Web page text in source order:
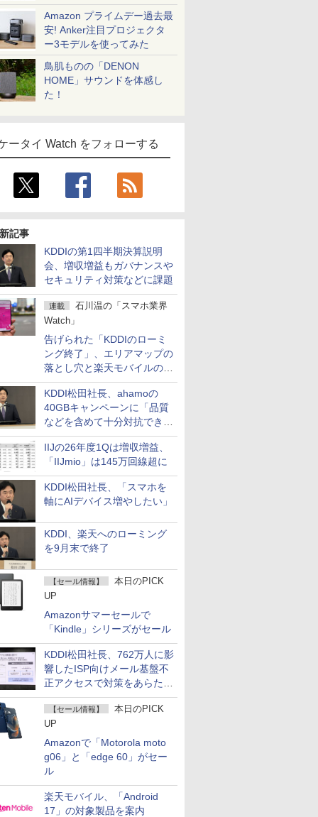
Amazon プライムデー過去最
安! Anker注目プロジェクタ
ー3モデルを使ってみた
鳥肌ものの「DENON
HOME」サウンドを体感し
た！
ータイ Watch をフォローする
記事
KDDIの第1四半期決算説明
会、増収増益もガバナンスや
セキュリティ対策などに課題
連載
石川温の「スマホ業界
Watch」
告げられた「KDDIのローミ
ング終了」、エリアマップの
落とし穴と楽天モバイルの課
題
KDDI松田社長、ahamoの
40GBキャンペーンに「品質
などを含めて十分対抗でき
る」
IIJの26年度1Qは増収増益、
「IIJmio」は145万回線超に
KDDI松田社長、「スマホを
軸にAIデバイス増やしたい」
KDDI、楽天へのローミング
を9月末で終了
【セール情報】
本日のPICK
UP
Amazonサマーセールで
「Kindle」シリーズがセール
KDDI松田社長、762万人に影
響したISP向けメール基盤不
正アクセスで対策をあらため
て説明
【セール情報】
本日のPICK
UP
Amazonで「Motorola moto
g06」と「edge 60」がセー
ル
楽天モバイル、「Android
17」の対象製品を案内